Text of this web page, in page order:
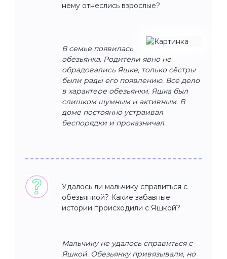
нему отнеслись взрослые?
В семье появилась
обезьянка. Родители явно не
обрадовались Яшке, только сёстры
были рады его появлению. Все дело
в характере обезьянки. Яшка был
слишком шумным и активным. В
доме постоянно устраивал
беспорядки и проказничал.
Удалось ли мальчику справиться с
обезьянкой? Какие забавные
истории происходили с Яшкой?
Мальчику не удалось справиться с
Яшкой. Обезьянку привязывали, но